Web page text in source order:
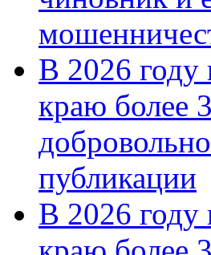
В 2026
краю более
публикации
В 2026